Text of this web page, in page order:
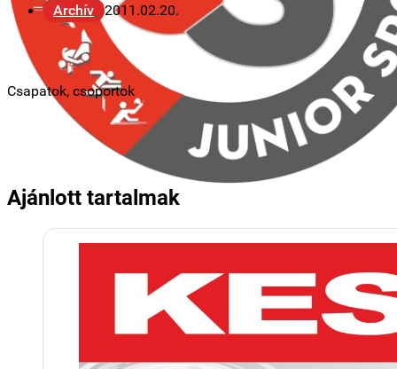
Archív 2011.02.20.
Csapatok, csoportok
Ajánlott tartalmak